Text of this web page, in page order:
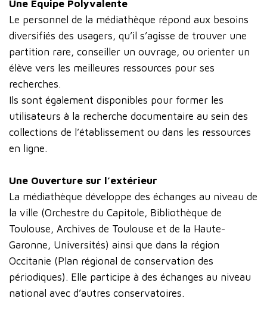
Une Équipe Polyvalente
Le personnel de la médiathèque répond aux besoins
diversifiés des usagers, qu’il s’agisse de trouver une
partition rare, conseiller un ouvrage, ou orienter un
élève vers les meilleures ressources pour ses
recherches.
Ils sont également disponibles pour former les
utilisateurs à la recherche documentaire au sein des
collections de l’établissement ou dans les ressources
en ligne.
Une Ouverture sur l’extérieur
La médiathèque développe des échanges au niveau de
la ville (Orchestre du Capitole, Bibliothèque de
Toulouse, Archives de Toulouse et de la Haute-
Garonne, Universités) ainsi que dans la région
Occitanie (Plan régional de conservation des
périodiques). Elle participe à des échanges au niveau
national avec d’autres conservatoires.